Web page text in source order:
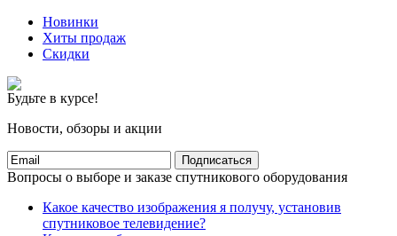
Новинки
Хиты продаж
Скидки
Будьте в курсе!
Новости, обзоры и акции
Подписаться
Вопросы о выборе и заказе спутникового оборудования
Какое качество изображения я получу, установив
спутниковое телевидение?